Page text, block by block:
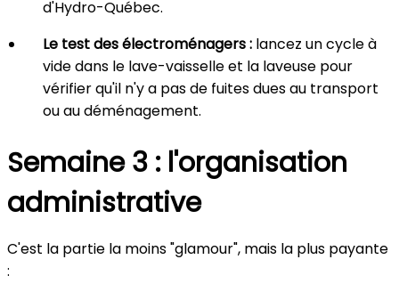
d'Hydro-Québec.
Le test des électroménagers : lancez un cycle à
vide dans le lave-vaisselle et la laveuse pour
vérifier qu'il n'y a pas de fuites dues au transport
ou au déménagement.
Semaine 3 : l'organisation
administrative
C'est la partie la moins "glamour", mais la plus payante
: